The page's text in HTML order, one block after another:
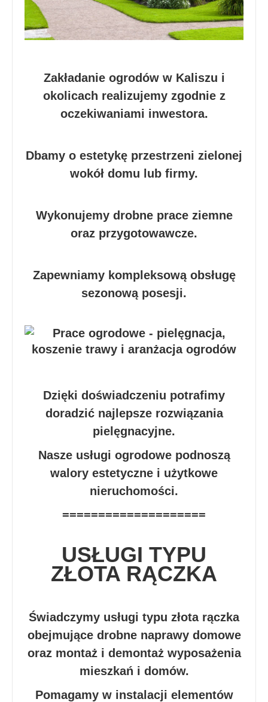
Zakładanie ogrodów w Kaliszu i
okolicach realizujemy zgodnie z
oczekiwaniami inwestora.
Dbamy o estetykę przestrzeni zielonej
wokół domu lub firmy.
Wykonujemy drobne prace ziemne
oraz przygotowawcze.
Zapewniamy kompleksową obsługę
sezonową posesji.
Dzięki doświadczeniu potrafimy
doradzić najlepsze rozwiązania
pielęgnacyjne.
Nasze usługi ogrodowe podnoszą
walory estetyczne i użytkowe
nieruchomości.
====================
USŁUGI TYPU
ZŁOTA RĄCZKA
Świadczymy usługi typu złota rączka
obejmujące drobne naprawy domowe
oraz montaż i demontaż wyposażenia
mieszkań i domów.
Pomagamy w instalacji elementów